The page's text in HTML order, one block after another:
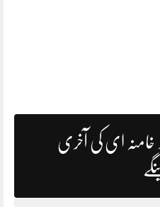
خامنہ ای کی آخری